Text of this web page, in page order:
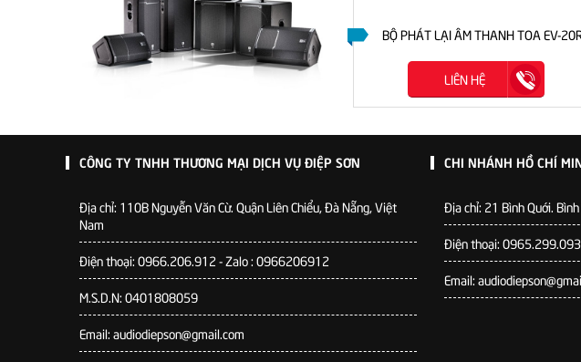
BỘ PHÁT LẠI ÂM THANH TOA EV-
LIÊN HỆ
CÔNG TY TNHH THƯƠNG MẠI DỊCH VỤ ĐIỆP SƠN
Địa chỉ: 110B Nguyễn Văn Cừ. Quận Liên Chiểu, Đà Nẵng, Việt
Nam
Điện thoại: 0966.206.912 - Zalo : 0966206912
M.S.D.N: 0401808059
Email: audiodiepson@gmail.com
CHI NHÁNH HỒ CHÍ
Địa chỉ: 21 Bình Quới.
Điện thoại:
Email: